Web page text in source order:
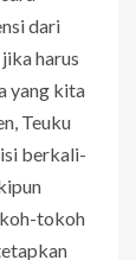
dari
harus
yang kita
Teuku
berkali-
tokoh